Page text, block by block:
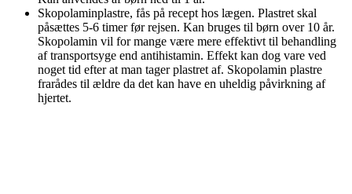
Skopolaminplastre, fås på recept hos lægen. Plastret skal
påsættes 5-6 timer før rejsen. Kan bruges til børn over 10 år.
Skopolamin vil for mange være mere effektivt til behandling
af transportsyge end antihistamin. Effekt kan dog vare ved
noget tid efter at man tager plastret af. Skopolamin plastre
frarådes til ældre da det kan have en uheldig påvirkning af
hjertet.